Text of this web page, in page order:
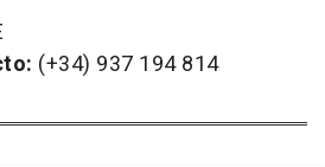
(+34) 937 194 814